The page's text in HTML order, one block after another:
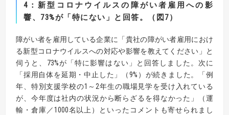
4 ：新型コロナウイルスの障がい者雇用への影
響、 73%が「 特にない」 と回答。（図 7）
障がい者を雇用している企業に「貴社の障がい者雇用におけ
る新型コロナウイルスへの対応や影響を教えてください」と
伺うと、73%が「特に影響はない」と回答しました。次に
「採用自体を延期・中止した」（9%）が続きました。「例
年、特別支援学校の1～2年生の職場見学を受け入れている
が、今年度は社内の状況から断らざるを得なかった」（運
輸・倉庫／1000名以上）といったコメントも寄せられまし